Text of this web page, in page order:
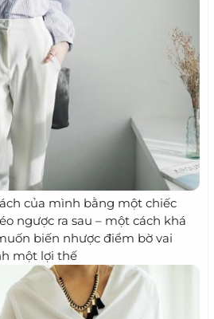
của mình bằng một chiếc
ngược ra sau – một cách khá
biến nhược điểm bờ vai
một lợi thế